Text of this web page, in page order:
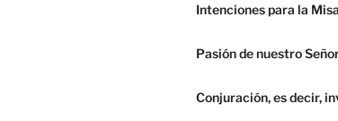
Intenciones para la Misa
Pasión de nuestro
Conjuración, es decir,